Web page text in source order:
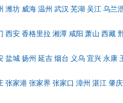
潍坊 威海 温州 武汉 芜湖 吴江 乌兰
西安 香格里拉 湘潭 咸阳 萧山 西藏
盐城 扬州 延吉 烟台 义乌 宜兴 永康
张家港 张家界 张家口 漳州 湛江 肇庆